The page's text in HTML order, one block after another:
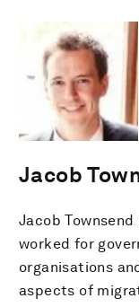
Jacob
Jacob
worked for
organisations
aspects of